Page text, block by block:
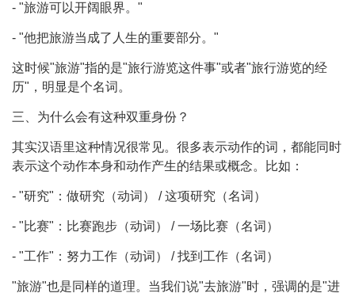
- "旅游可以开阔眼界。"
- "他把旅游当成了人生的重要部分。"
这时候"旅游"指的是"旅行游览这件事"或者"旅行游览的经
历"，明显是个名词。
三、为什么会有这种双重身份？
其实汉语里这种情况很常见。很多表示动作的词，都能同时
表示这个动作本身和动作产生的结果或概念。比如：
- "研究"：做研究（动词） / 这项研究（名词）
- "比赛"：比赛跑步（动词） / 一场比赛（名词）
- "工作"：努力工作（动词） / 找到工作（名词）
"旅游"也是同样的道理。当我们说"去旅游"时，强调的是"进